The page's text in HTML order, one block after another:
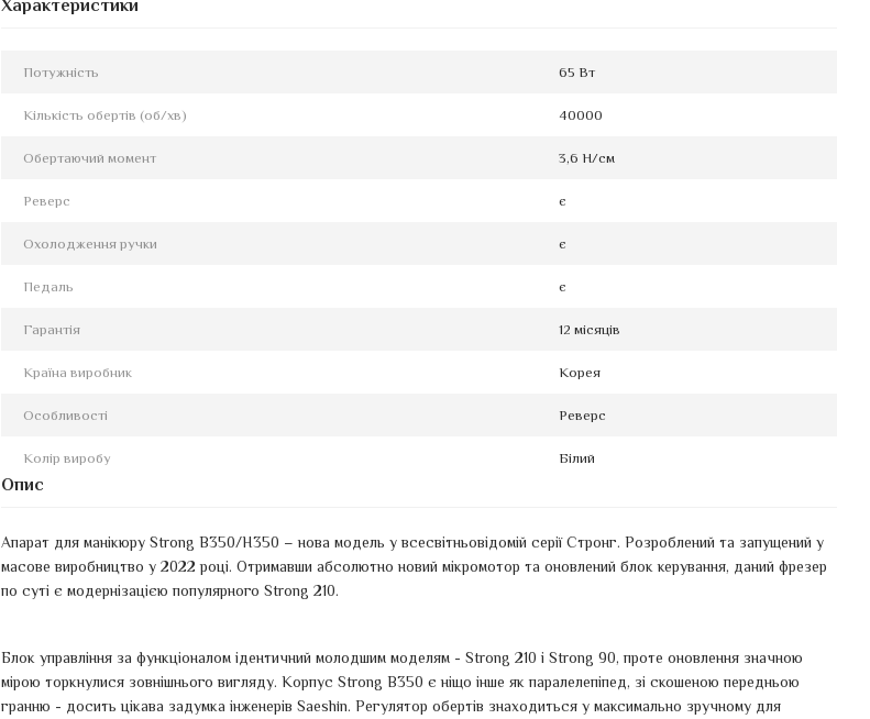
Характеристики
Потужність 65 Вт
Кількість обертів (об/хв) 40000
Обертаючий момент 3,6 Н/см
Реверс є
Охолодження ручки є
Педаль є
Гарантія 12 місяців
Країна виробник Корея
Особливості Реверс
Колір виробу Білий
Опис
Апарат для манікюру Strong B350/H350 – нова модель у всесвітньовідомій серії Стронг. Розроблений та запущений у
масове виробництво у 2022 році. Отримавши абсолютно новий мікромотор та оновлений блок керування, даний фрезер
по суті є модернізацією популярного Strong 210.
Блок управління за функціоналом ідентичний молодшим моделям - Strong 210 і Strong 90, проте оновлення значною
мірою торкнулися зовнішнього вигляду. Корпус Strong B350 є ніщо інше як паралелепіпед, зі скошеною передньою
гранню - досить цікава задумка інженерів Saeshin. Регулятор обертів знаходиться у максимально зручному для